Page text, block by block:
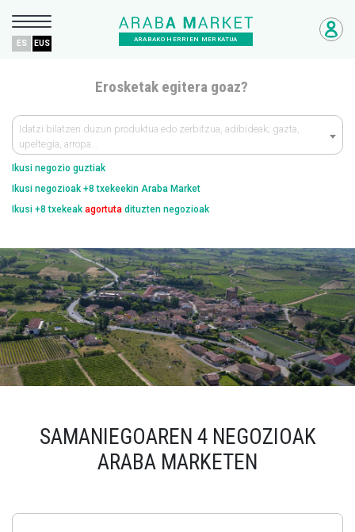
ARABAKO HERRIEN MERKATUA
ES EUS
Erosketak egitera goaz?
Idatzi bilatzen duzun produktua edo zerbitzua, adibideak; gazta,
upeltegia, arropa…
Ikusi negozio guztiak
Ikusi negozioak +8 txekeekin Araba Market
Ikusi +8 txekeak agortuta dituzten negozioak
SAMANIEGOAREN 4 NEGOZIOAK
ARABA MARKETEN